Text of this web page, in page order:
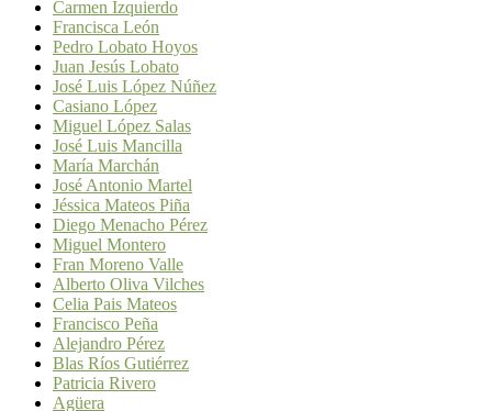
Carmen Izquierdo
Francisca León
Pedro Lobato Hoyos
Juan Jesús Lobato
José Luis López Núñez
Casiano López
Miguel López Salas
José Luis Mancilla
María Marchán
José Antonio Martel
Jéssica Mateos Piña
Diego Menacho Pérez
Miguel Montero
Fran Moreno Valle
Alberto Oliva Vilches
Celia Pais Mateos
Francisco Peña
Alejandro Pérez
Blas Ríos Gutiérrez
Patricia Rivero
Agüera